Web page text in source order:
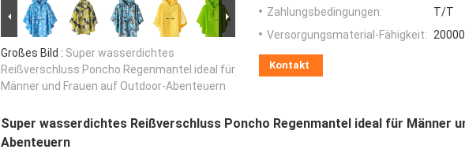
Großes Bild : Super wasserdichtes
Reißverschluss Poncho Regenmantel ideal für
Männer und Frauen auf Outdoor-Abenteuern
Zahlungsbedingungen:
T/T
Versorgungsmaterial-Fähigkeit:
Kontakt
Super wasserdichtes Reißverschluss Poncho Regenmantel ideal für Männer
Abenteuern